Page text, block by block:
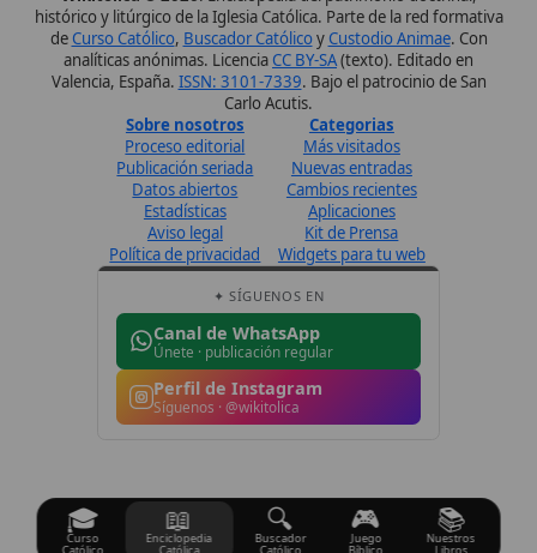
Perfil de Instagram
Síguenos · @wikitolica